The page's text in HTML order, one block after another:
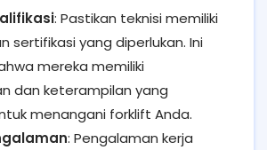
: Pastikan teknisi memiliki
sertifikasi yang diperlukan. Ini
mereka memiliki
dan keterampilan yang
menangani forklift Anda.
: Pengalaman kerja